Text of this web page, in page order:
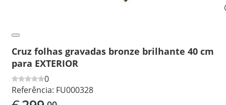
Cruz folhas gravadas bronze brilhante 40 cm
para EXTERIOR
0
Referência: FU000328